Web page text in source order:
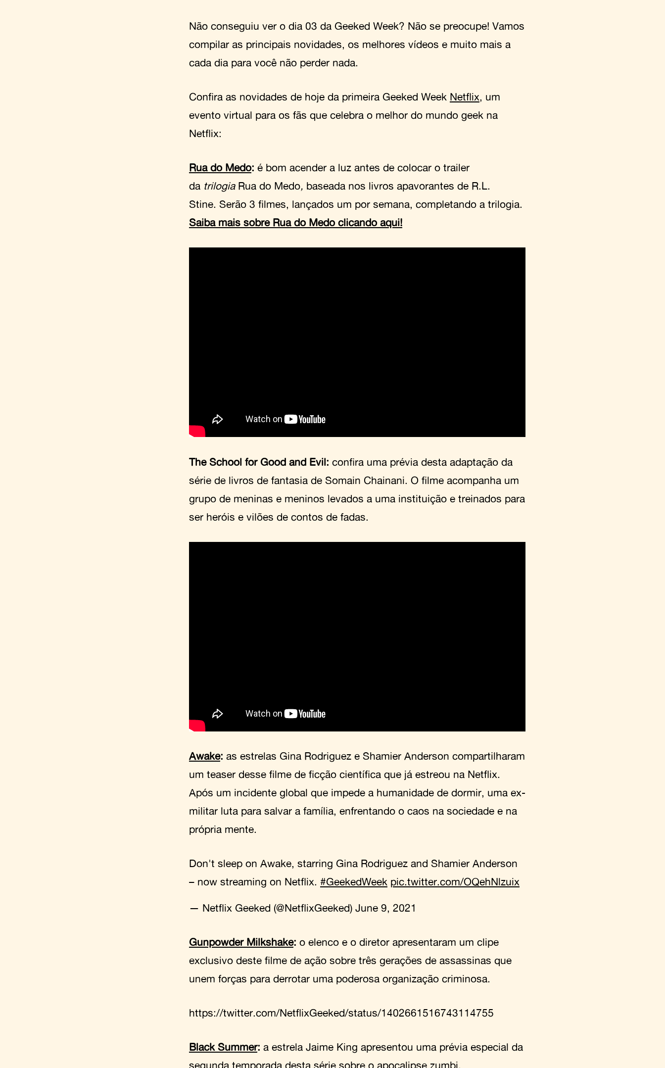
Não conseguiu ver o dia 03 da Geeked Week? Não se preocupe! Vamos
compilar as principais novidades, os melhores vídeos e muito mais a
cada dia para você não perder nada.
Confira as novidades de hoje da primeira Geeked Week Netflix, um
evento virtual para os fãs que celebra o melhor do mundo geek na
Netflix:
Rua do Medo: é bom acender a luz antes de colocar o trailer
da trilogiaRua do Medo, baseada nos livros apavorantes de R.L.
Stine. Serão 3 filmes, lançados um por semana, completando a trilogia.
Saiba mais sobre Rua do Medo clicando aqui!
The School for Good and Evil: confira uma prévia desta adaptação da
série de livros de fantasia de Somain Chainani. O filme acompanha um
grupo de meninas e meninos levados a uma instituição e treinados para
ser heróis e vilões de contos de fadas.
Awake: as estrelas Gina Rodriguez e Shamier Anderson compartilharam
um teaser desse filme de ficção científica que já estreou na Netflix.
Após um incidente global que impede a humanidade de dormir, uma ex-
militar luta para salvar a família, enfrentando o caos na sociedade e na
própria mente.
Don't sleep on Awake, starring Gina Rodriguez and Shamier Anderson
– now streaming on Netflix. #GeekedWeek pic.twitter.com/OQehNlzuix
— Netflix Geeked (@NetflixGeeked) June 9, 2021
Gunpowder Milkshake: o elenco e o diretor apresentaram um clipe
exclusivo deste filme de ação sobre três gerações de assassinas que
unem forças para derrotar uma poderosa organização criminosa.
https://twitter.com/NetflixGeeked/status/1402661516743114755
Black Summer: a estrela Jaime King apresentou uma prévia especial da
segunda temporada desta série sobre o apocalipse zumbi.